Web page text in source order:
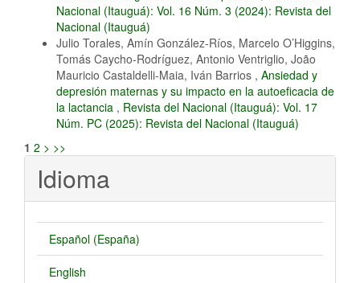
Nacional (Itauguá): Vol. 16 Núm. 3 (2024): Revista del
Nacional (Itauguá)
Julio Torales, Amín González-Ríos, Marcelo O’Higgins,
Tomás Caycho-Rodríguez, Antonio Ventriglio, João
Mauricio Castaldelli-Maia, Iván Barrios , Ansiedad y
depresión maternas y su impacto en la autoeficacia de
la lactancia , Revista del Nacional (Itauguá): Vol. 17
Núm. PC (2025): Revista del Nacional (Itauguá)
1 2 > >>
Idioma
Español (España)
English